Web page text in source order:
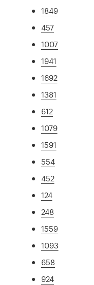
1849
457
1007
1941
1692
1381
612
1079
1591
554
452
124
248
1559
1093
658
924